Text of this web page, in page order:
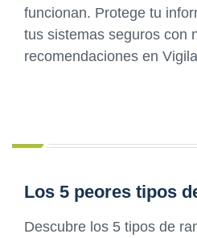
funcionan. Protege tu
tus sistemas seguros con
recomendaciones en
Los 5 peores tipos
Descubre los 5 tipos de